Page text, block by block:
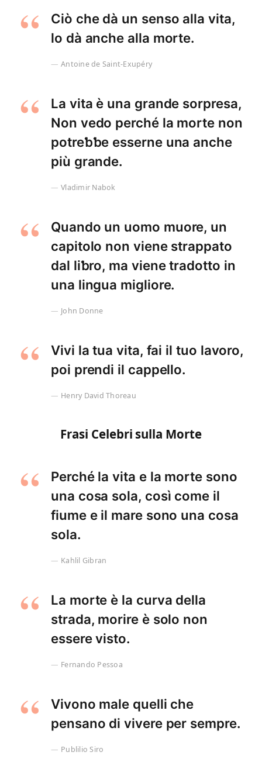
Ciò che dà un senso alla vita,
lo dà anche alla morte.
Antoine de Saint-Exupéry
La vita è una grande sorpresa,
Non vedo perché la morte non
potreƅƅe esserne una anche
più grande.
Vladimir Nabok
Quando un uomo muore, un
capitolo non viene strappato
dal liƅro, ma viene tradotto in
una lingua migliore.
John Donne
Vivi la tua vita, fai il tuo lavoro,
poi prendi il cappello.
Henry David Thoreau
Frasi Celebri sulla Morte
Perché la vita e la morte sono
una cosa sola, così come il
fiume e il mare sono una cosa
sola.
Kahlil Gibran
La morte è la curva della
strada, morire è solo non
essere visto.
Fernando Pessoa
Vivono male quelli che
pensano di vivere per sempre.
Publilio Siro